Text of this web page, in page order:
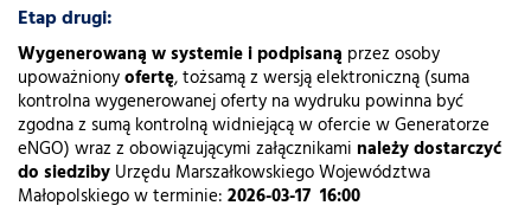
Etap drugi:
Wygenerowaną w systemie i podpisaną przez osoby
upoważnionyofertę, tożsamą z wersją elektroniczną (suma
kontrolna wygenerowanej oferty na wydruku powinna być
zgodna z sumą kontrolną widniejącą w ofercie w Generatorze
eNGO) wraz z obowiązującymi załącznikami należy dostarczyć
do siedziby Urzędu Marszałkowskiego Województwa
Małopolskiego w terminie: 2026-03-17 16:00